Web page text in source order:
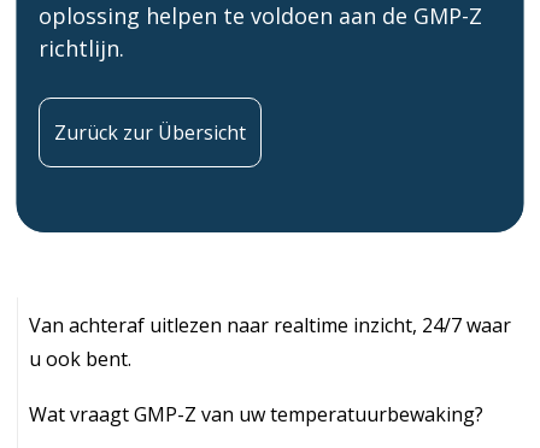
oplossing helpen te voldoen aan de GMP-Z
richtlijn.
Zurück zur Übersicht
Van achteraf uitlezen naar realtime inzicht, 24/7 waar
u ook bent.
Wat vraagt GMP-Z van uw temperatuurbewaking?